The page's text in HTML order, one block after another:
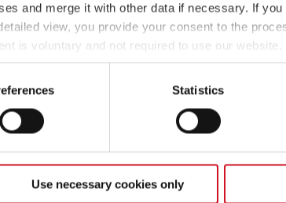
and merge it with other data if necessary. If you
view, you provide your consent to the
is voluntary and not required to use our
them later (such as by using the
in our Privacy Policy.
Statistics
Use necessary cookies only